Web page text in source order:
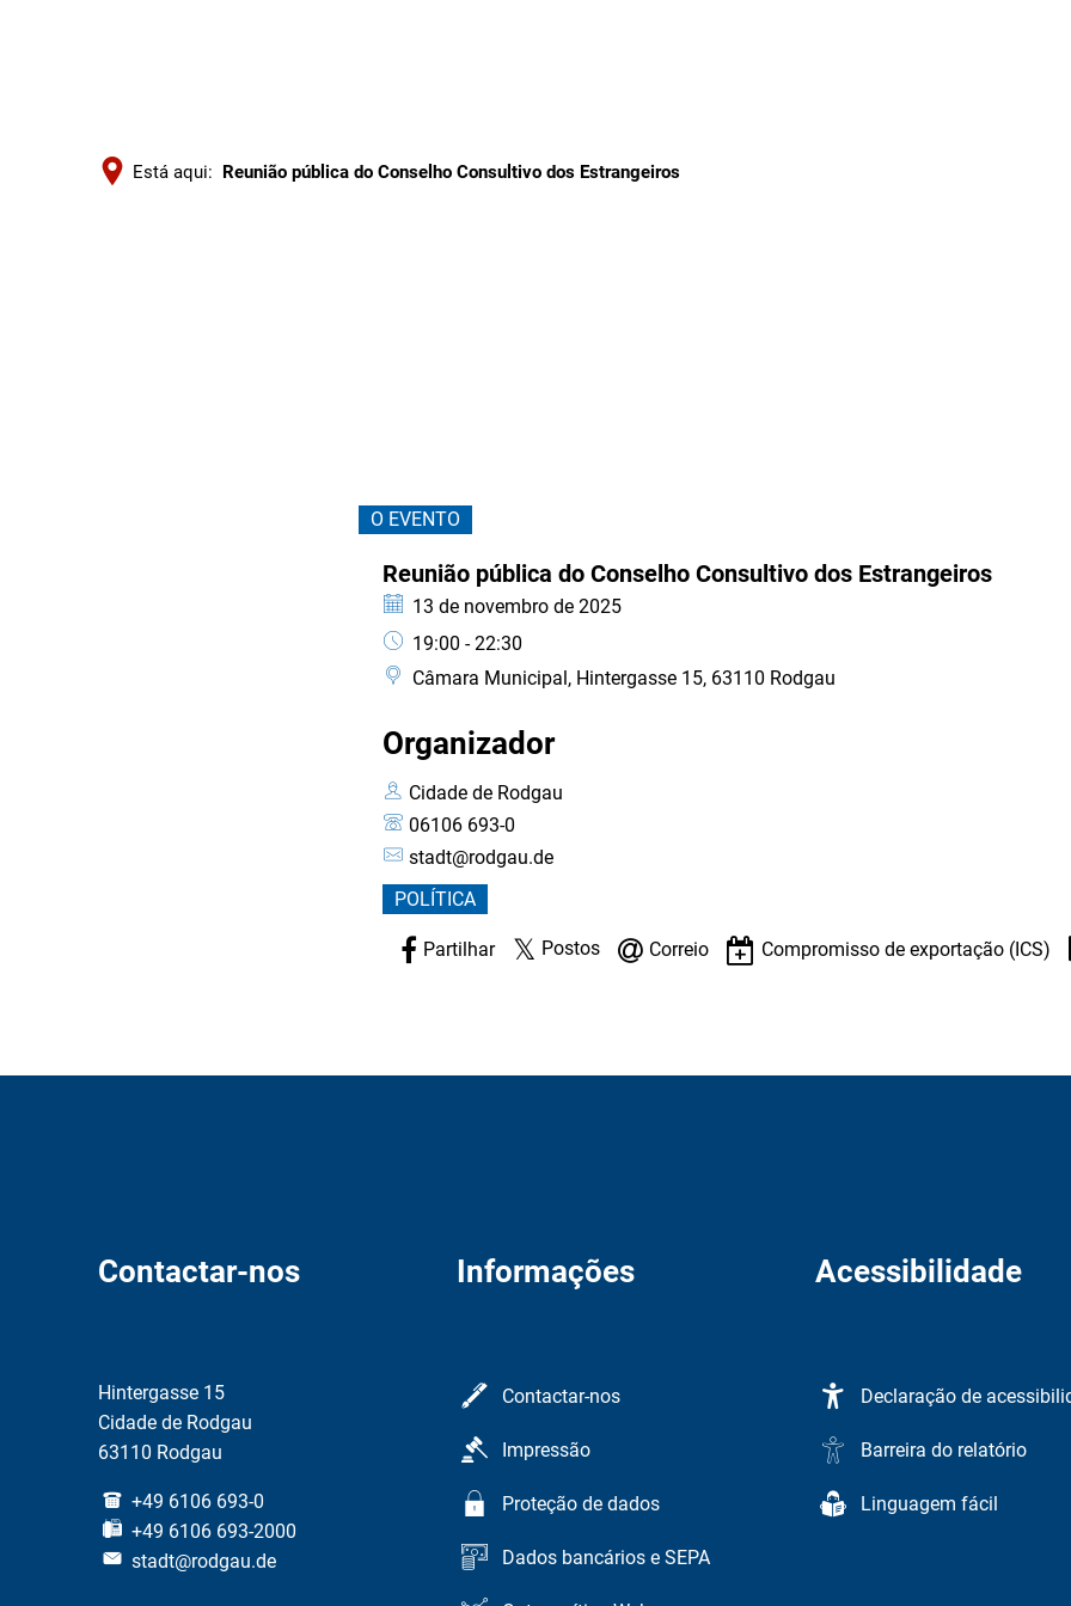
Está aqui: Reunião pública do Conselho Consultivo dos Estrangeiros
O EVENTO
Reunião pública do Conselho Consultivo dos Estrangeiros
Data:
13 de novembro de 2025
Horário:
19:00 - 22:30
Câmara Municipal, Hintergasse 15, 63110 Rodgau
Organizador
Cidade de Rodgau
06106 693-0
stadt@rodgau.de
POLÍTICA
Partilhar Postos Correio Compromisso de exportação (ICS)
Contactar-nos
Hintergasse 15
Cidade de Rodgau
63110 Rodgau
+49 6106 693-0
+49 6106 693-2000
stadt@rodgau.de
Informações
Contactar-nos
Impressão
Proteção de dados
Dados bancários e SEPA
Acessibilidade
Declaração de
Barreira do relatório
Linguagem fácil